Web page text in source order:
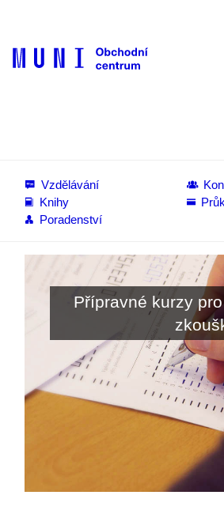
Vzdělávání
Knihy
Poradenství
Přípravné kurzy